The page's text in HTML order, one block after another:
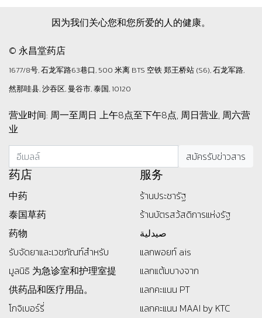
因为我们关心您和您所爱的人的健康。
© 永昌堂药店
1677/8号, 石龙军路63巷口, 500 米离 BTS 空铁 郑王桥站 (S6), 石龙军路,
然那哇县, 沙吞区, 曼谷市, 泰国, 10120
营业时间: 周一至周日 上午8点至下午8点, 周日营业, 周六营
业
药店
中药
泰国草药
药物
รับจัดยาและเวชภัณฑ์สำหรับ
มูลนิธิ 为急诊室和护理室提
供药品和医疗用品。
โกจิเบอร์รี่
服务
ร้านประชารัฐ
ร้านบัตรสว้สดิการแห่งรัฐ
صيدلية
แลกพอยท์ ais
แลกแต้มบางจาก
แลกคะแนน PT
แลกคะแนน MAAI by KTC